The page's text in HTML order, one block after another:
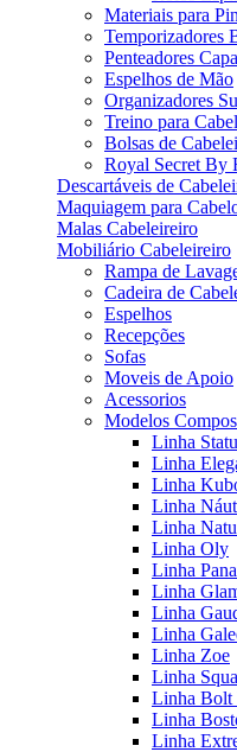
Materiais para
Temporizadores
Penteadores
Espelhos de Mão
Organizadores
Treino para
Bolsas de
Royal Secret By
Descartáveis de
Maquiagem para
Malas Cabeleireiro
Mobiliário Cabeleireiro
Rampa de
Cadeira de
Espelhos
Recepções
Sofas
Moveis de Apoio
Acessorios
Modelos
Linha
Linha
Linha
Linha
Linha
Linha Oly
Linha
Linha
Linha
Linha
Linha Zoe
Linha
Linha Bolt
Linha
Linha